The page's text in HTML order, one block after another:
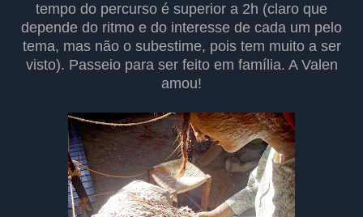
tempo do percurso é superior a 2h (claro que
depende do ritmo e do interesse de cada um pelo
tema, mas não o subestime, pois tem muito a ser
visto). Passeio para ser feito em família. A Valen
amou!